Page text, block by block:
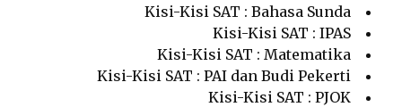
Kisi-Kisi SAT : Bahasa Sunda
Kisi-Kisi SAT : IPAS
Kisi-Kisi SAT : Matematika
Kisi-Kisi SAT : PAI dan Budi Pekerti
Kisi-Kisi SAT : PJOK